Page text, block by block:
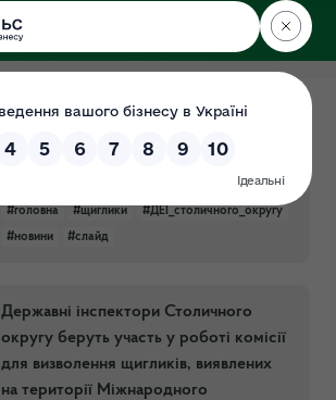
ДЕРЖЕКОІНСПЕКЦІЯ
Міжнародному аеропорту
«Бориспіль», випустили на волю!
#головна #щиглики
#ДЕІ_столичного_округу
#новини
#слайд
Державні інспектори Столичного
округу беруть участь у роботі комісії
для визволення щигликів, виявлених
на території Міжнародного